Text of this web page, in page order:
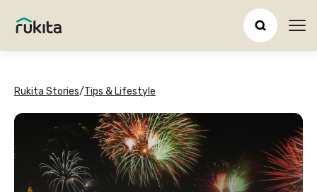
Rukita Stories/Tips & Lifestyle